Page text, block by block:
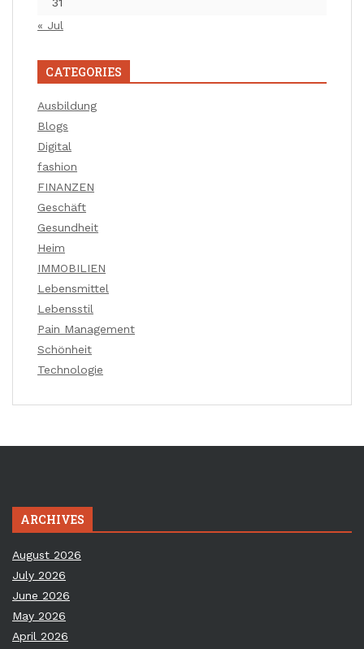
« Jul
CATEGORIES
Ausbildung
Blogs
Digital
fashion
FINANZEN
Geschäft
Gesundheit
Heim
IMMOBILIEN
Lebensmittel
Lebensstil
Pain Management
Schönheit
Technologie
ARCHIVES
August 2026
July 2026
June 2026
May 2026
April 2026